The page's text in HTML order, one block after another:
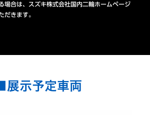
場合は、スズキ株式会社国内二輪ホームページ
だきます。
■展示予定車両